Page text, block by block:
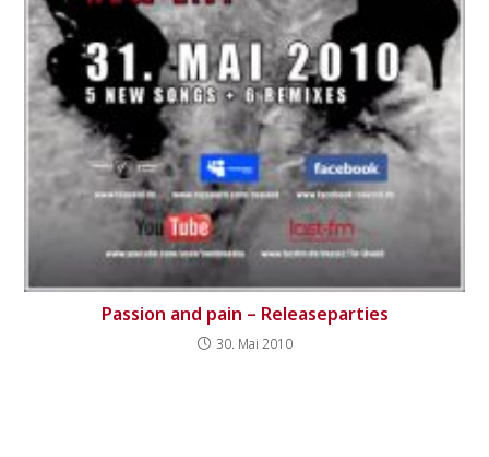
Passion and pain – Releaseparties
30. Mai 2010